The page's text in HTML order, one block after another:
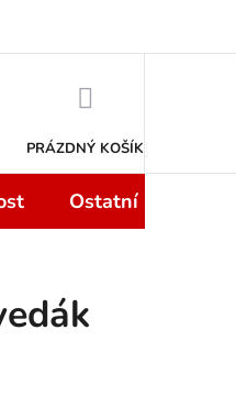
PRÁZDNÝ KOŠÍK
Ostatní